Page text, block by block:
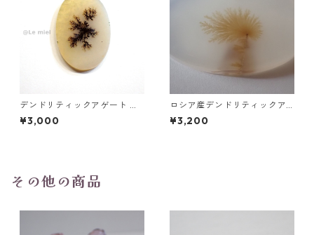
デンドリティックアゲート ル
ース 5.2ct 20.2mm*14.2mm
*1.7mm
¥3,000
ロシア産デンドリティックア
ゲート ラウンドスライスルー
ス 52.3ct 27.5mm*39.8mm*
¥3,200
その他の商品